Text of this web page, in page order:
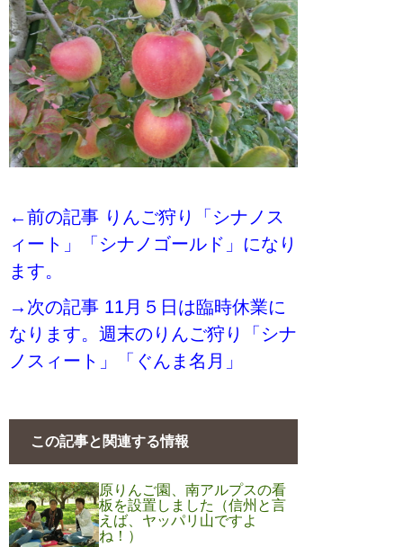
←前の記事 りんご狩り「シナノス
ィート」「シナノゴールド」になり
ます。
→次の記事 11月５日は臨時休業に
なります。週末のりんご狩り「シナ
ノスィート」「ぐんま名月」
この記事と関連する情報
原りんご園、南アルプスの看
板を設置しました（信州と言
えば、ヤッパリ山ですよ
ね！）